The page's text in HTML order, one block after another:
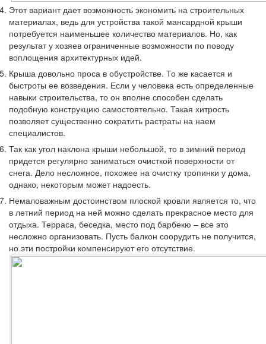
Этот вариант дает возможность экономить на строительных
материалах, ведь для устройства такой мансардной крыши
потребуется наименьшее количество материалов. Но, как
результат у хозяев ограниченные возможности по поводу
воплощения архитектурных идей.
Крыша довольно проса в обустройстве. То же касается и
быстроты ее возведения. Если у человека есть определенные
навыки строительства, то он вполне способен сделать
подобную конструкцию самостоятельно. Такая хитрость
позволяет существенно сократить растраты на наем
специалистов.
Так как угол наклона крыши небольшой, то в зимний период
придется регулярно заниматься очисткой поверхности от
снега. Дело несложное, похожее на очистку тропинки у дома,
однако, некоторым может надоесть.
Немаловажным достоинством плоской кровли является то, что
в летний период на ней можно сделать прекрасное место для
отдыха. Терраса, беседка, место под барбекю – все это
несложно организовать. Пусть балкон соорудить не получится,
но эти постройки компенсируют его отсутствие.